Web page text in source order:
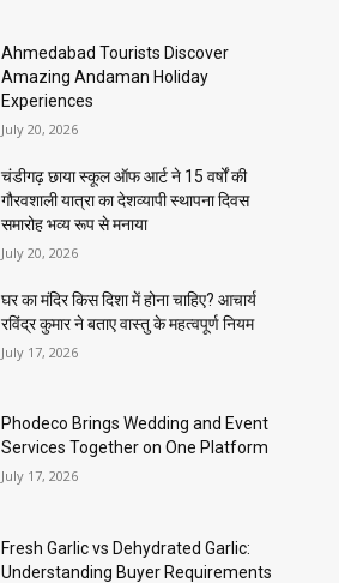
Ahmedabad Tourists Discover
Amazing Andaman Holiday
Experiences
July 20, 2026
चंडीगढ़ छाया स्कूल ऑफ आर्ट ने 15 वर्षों की
गौरवशाली यात्रा का देशव्यापी स्थापना दिवस
समारोह भव्य रूप से मनाया
July 20, 2026
घर का मंदिर किस दिशा में होना चाहिए? आचार्य
रविंद्र कुमार ने बताए वास्तु के महत्वपूर्ण नियम
July 17, 2026
Phodeco Brings Wedding and Event
Services Together on One Platform
July 17, 2026
Fresh Garlic vs Dehydrated Garlic:
Understanding Buyer Requirements